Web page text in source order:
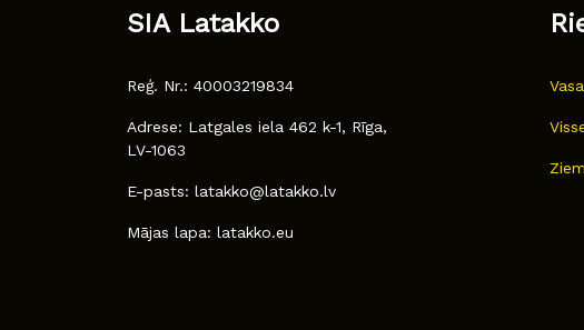
SIA Latakko
Reģ. Nr.: 40003219834
Adrese: Latgales iela 462 k-1, Rīga,
LV-1063
E-pasts: latakko@latakko.lv
Mājas lapa: latakko.eu